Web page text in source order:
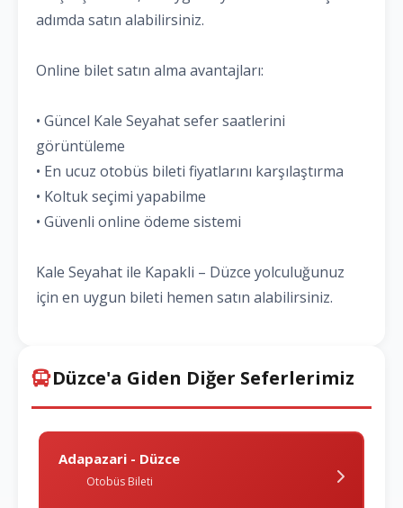
adımda satın alabilirsiniz.
Online bilet satın alma avantajları:
• Güncel Kale Seyahat sefer saatlerini
görüntüleme
• En ucuz otobüs bileti fiyatlarını karşılaştırma
• Koltuk seçimi yapabilme
• Güvenli online ödeme sistemi
Kale Seyahat ile Kapakli – Düzce yolculuğunuz
için en uygun bileti hemen satın alabilirsiniz.
Düzce'a Giden Diğer Seferlerimiz
Adapazari - Düzce
Otobüs Bileti